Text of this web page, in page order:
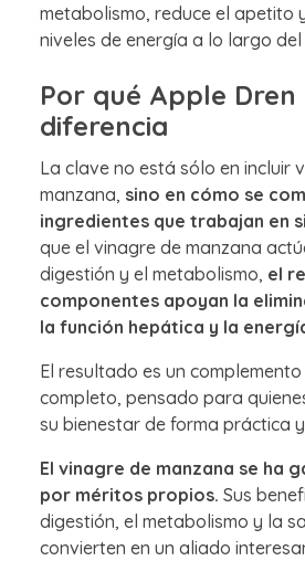
metabolismo, reduce el apetito
niveles de energía a lo largo del
Por qué Apple
diferencia
La clave no está sólo en incluir
manzana, sino en cómo se
ingredientes que trabajan en
que el vinagre de manzana
digestión y el metabolismo, el
componentes apoyan la
la función hepática y la
El resultado es un
completo, pensado para
su bienestar de forma práctica
El vinagre de manzana se ha
por méritos propios. Sus
digestión, el metabolismo y la
convierten en un aliado